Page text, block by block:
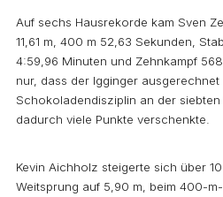
Auf sechs Hausrekorde kam Sven
11,61 m, 400 m 52,63 Sekunden,
4:59,96 Minuten und Zehnkampf
nur, dass der Igginger ausgerechnet
Schokoladendisziplin an der
dadurch viele Punkte verschenkte.
Kevin Aichholz steigerte sich über
Weitsprung auf 5,90 m, beim 400-